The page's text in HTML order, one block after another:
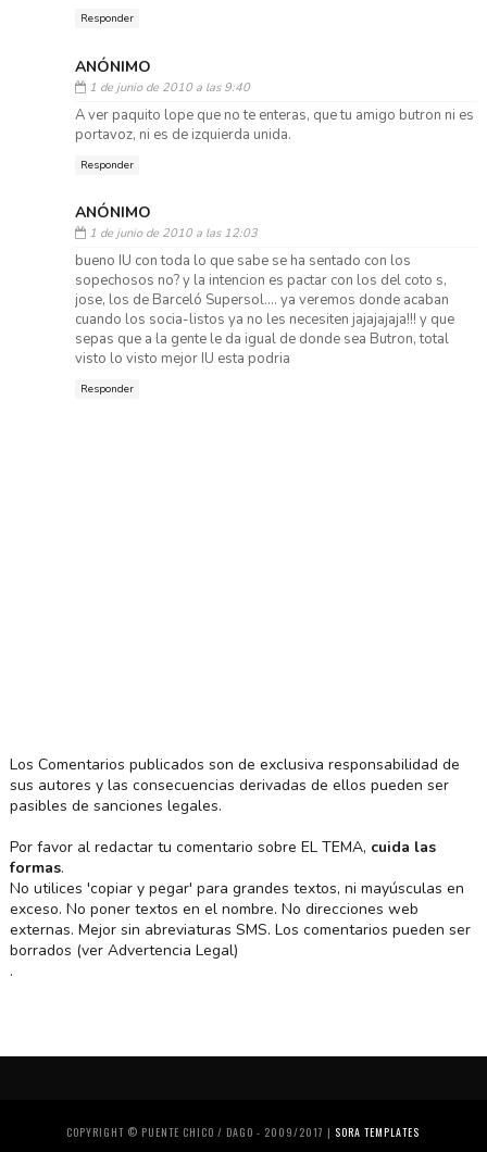
Responder
ANÓNIMO
1 de junio de 2010 a las 9:40
A ver paquito lope que no te enteras, que tu amigo butron ni es
portavoz, ni es de izquierda unida.
Responder
ANÓNIMO
1 de junio de 2010 a las 12:03
bueno IU con toda lo que sabe se ha sentado con los
sopechosos no? y la intencion es pactar con los del coto s,
jose, los de Barceló Supersol.... ya veremos donde acaban
cuando los socia-listos ya no les necesiten jajajajaja!!! y que
sepas que a la gente le da igual de donde sea Butron, total
visto lo visto mejor IU esta podria
Responder
Los Comentarios publicados son de exclusiva responsabilidad de
sus autores y las consecuencias derivadas de ellos pueden ser
pasibles de sanciones legales.
Por favor al redactar tu comentario sobre EL TEMA, cuida las
formas.
No utilices 'copiar y pegar' para grandes textos, ni mayúsculas en
exceso. No poner textos en el nombre. No direcciones web
externas. Mejor sin abreviaturas SMS. Los comentarios pueden ser
borrados (ver Advertencia Legal)
.
COPYRIGHT © PUENTE CHICO / DAGO - 2009/2017 | SORA TEMPLATES